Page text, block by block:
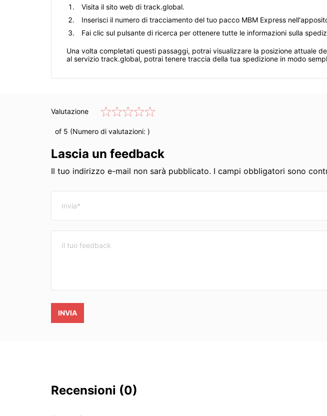
Visita il sito web di track.global.
Inserisci il numero di tracciamento del tuo pacco MBM Express
Fai clic sul pulsante di ricerca per ottenere tutte le informazioni sulla
Una volta completati questi passaggi, potrai visualizzare la posizione attuale
al servizio track.global, potrai tenere traccia della tua spedizione in modo
Valutazione
of 5 (Numero di valutazioni: )
Lascia un feedback
Il tuo indirizzo e-mail non sarà pubblicato. I campi obbligatori sono
INVIA
Recensioni (0)